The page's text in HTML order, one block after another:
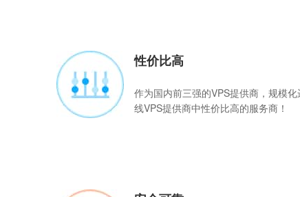
性价比高
作为国内前三强的VPS提供商，规模
线VPS提供商中性价比高的服务商！